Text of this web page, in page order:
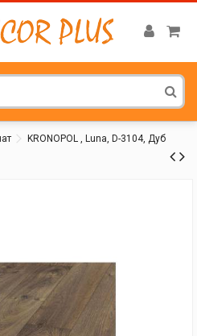
KRONOPOL , Luna, D-3104, Дуб